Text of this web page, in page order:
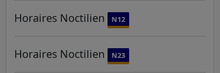
Horaires Noctilien N12
Horaires Noctilien N23